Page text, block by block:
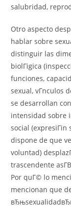
salubridad,
Otro aspecto
hablar sobre
distinguir las
biolГіgica
funciones,
sexual, vГ­nculos
se desarrollan
intensidad sobre
social
dispone de que
voluntad)
trascendente
Por quГ© lo
mencionan que